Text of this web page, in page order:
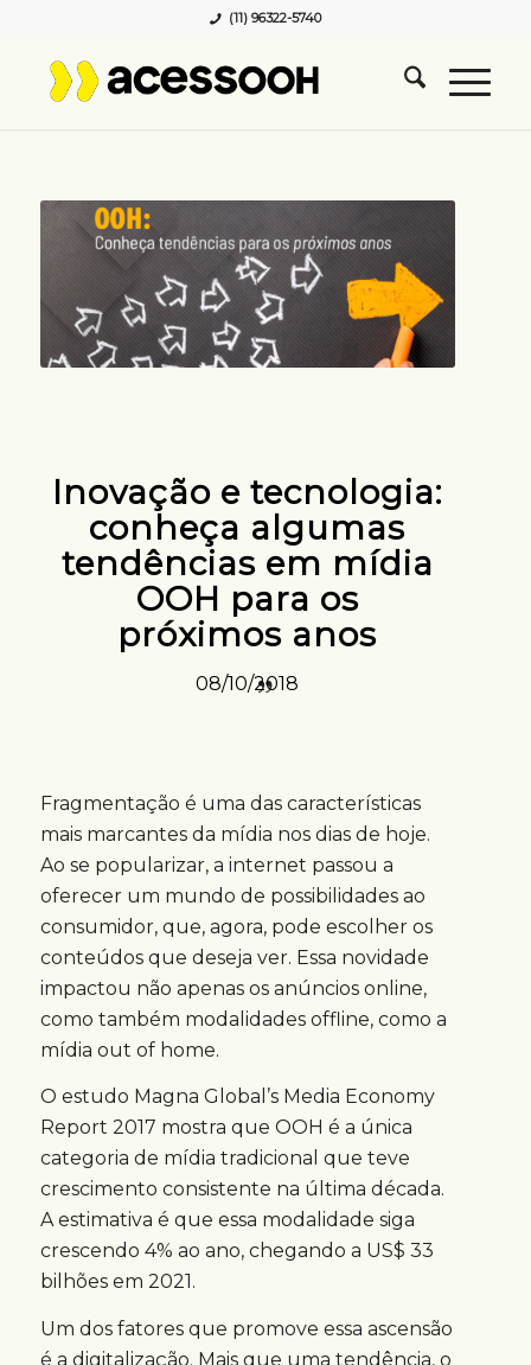
(11) 96322-5740
Inovação e tecnologia:
conheça algumas
tendências em mídia
OOH para os
próximos anos
08/10/2018
Fragmentação é uma das características
mais marcantes da mídia nos dias de hoje.
Ao se popularizar, a internet passou a
oferecer um mundo de possibilidades ao
consumidor, que, agora, pode escolher os
conteúdos que deseja ver. Essa novidade
impactou não apenas os anúncios online,
como também modalidades offline, como a
mídia out of home.
O estudo Magna Global’s Media Economy
Report 2017 mostra que OOH é a única
categoria de mídia tradicional que teve
crescimento consistente na última década.
A estimativa é que essa modalidade siga
crescendo 4% ao ano, chegando a US$ 33
bilhões em 2021.
Um dos fatores que promove essa ascensão
é a digitalização. Mais que uma tendência, o